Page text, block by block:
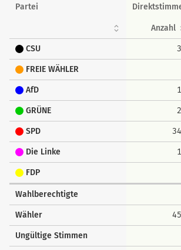
Partei
Anzahl
CSU
FREIE WÄHLER
AfD
GRÜNE
SPD
Die Linke
FDP
Wahlberechtigte
Wähler
Ungültige Stimmen